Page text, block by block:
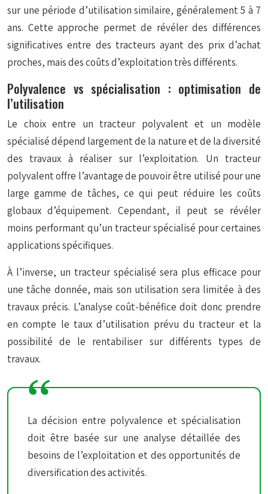
sur une période d’utilisation similaire, généralement 5 à 7
ans. Cette approche permet de révéler des différences
significatives entre des tracteurs ayant des prix d’achat
proches, mais des coûts d’exploitation très différents.
Polyvalence vs spécialisation : optimisation de
l’utilisation
Le choix entre un tracteur polyvalent et un modèle
spécialisé dépend largement de la nature et de la diversité
des travaux à réaliser sur l’exploitation. Un tracteur
polyvalent offre l’avantage de pouvoir être utilisé pour une
large gamme de tâches, ce qui peut réduire les coûts
globaux d’équipement. Cependant, il peut se révéler
moins performant qu’un tracteur spécialisé pour certaines
applications spécifiques.
À l’inverse, un tracteur spécialisé sera plus efficace pour
une tâche donnée, mais son utilisation sera limitée à des
travaux précis. L’analyse coût-bénéfice doit donc prendre
en compte le taux d’utilisation prévu du tracteur et la
possibilité de le rentabiliser sur différents types de
travaux.
La décision entre polyvalence et spécialisation
doit être basée sur une analyse détaillée des
besoins de l’exploitation et des opportunités de
diversification des activités.